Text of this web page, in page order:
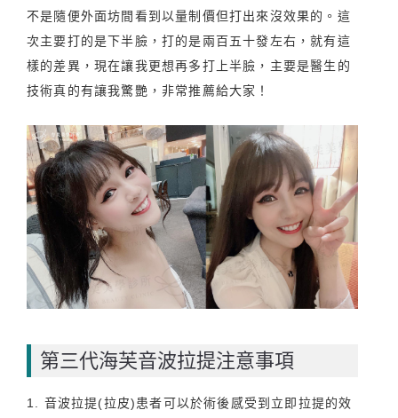
不是隨便外面坊間看到以量制價但打出來沒效果的。這
次主要打的是下半臉，打的是兩百五十發左右，就有這
樣的差異，現在讓我更想再多打上半臉，主要是醫生的
技術真的有讓我驚艷，非常推薦給大家！
第三代海芙音波拉提注意事項
1. 音波拉提(拉皮)患者可以於術後感受到立即拉提的效